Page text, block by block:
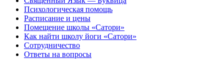
Психологическая помощь
Расписание и цены
Помещение школы «Сатори»
Как найти школу йоги «Сатори»
Сотрудничество
Ответы на вопросы